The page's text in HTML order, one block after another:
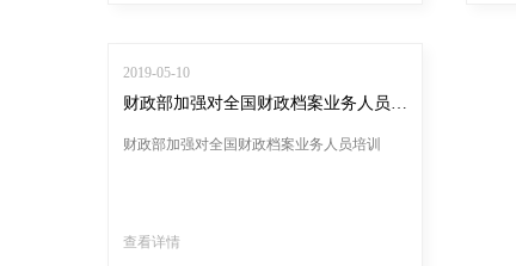
2019-05-10
财政部加强对全国财政档案业务人员培训
财政部加强对全国财政档案业务人员培训
查看详情